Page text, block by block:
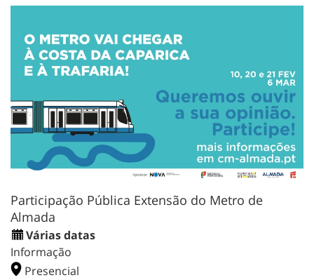
Participação Pública Extensão do Metro de
Almada
Várias datas
Informação
Presencial